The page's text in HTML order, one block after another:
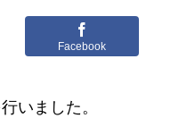
Facebook
いました。